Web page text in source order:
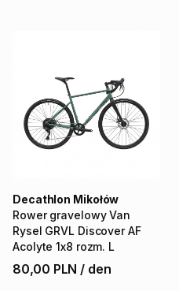
Rower gravelowy Van
Rysel GRVL Discover AF
Acolyte 1x8 rozm. L
Decathlon Mikołów
80,00 PLN / den